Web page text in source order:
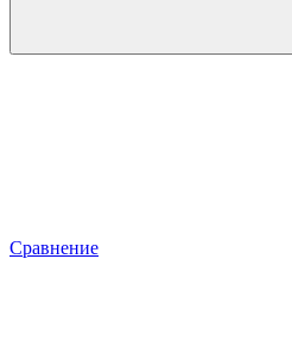
Сравнение